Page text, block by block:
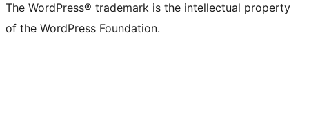
The WordPress® trademark is the intellectual property
of the WordPress Foundation.